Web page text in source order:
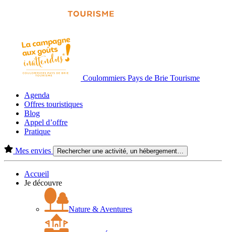
Coulommiers Pays de Brie Tourisme
Agenda
Offres touristiques
Blog
Appel d’offre
Pratique
Mes envies Rechercher une activité, un hébergement…
Accueil
Je découvre
Nature & Aventures